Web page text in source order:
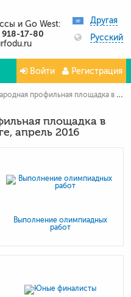
и Go West:
918-17-80
Другая
Русский
Войти Регистрация
профильная площадка в Санкт-Петербурге, апрель 2016
площадка в
апрель 2016
Выполнение олимпиадных
работ